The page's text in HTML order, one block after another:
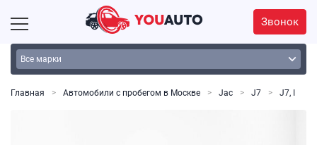
Звонок
Главная Автомобили с пробегом в Москве Jac J7 J7, I